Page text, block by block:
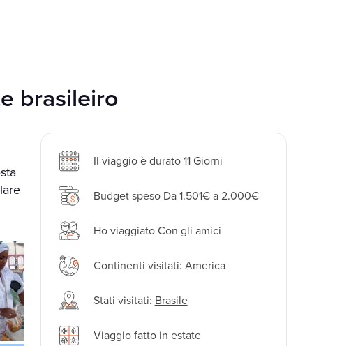
brasileiro
Il viaggio è durato 11 Giorni
Budget speso Da 1.501€ a 2.000€
Ho viaggiato Con gli amici
Continenti visitati: America
Stati visitati: Brasile
Viaggio fatto in estate